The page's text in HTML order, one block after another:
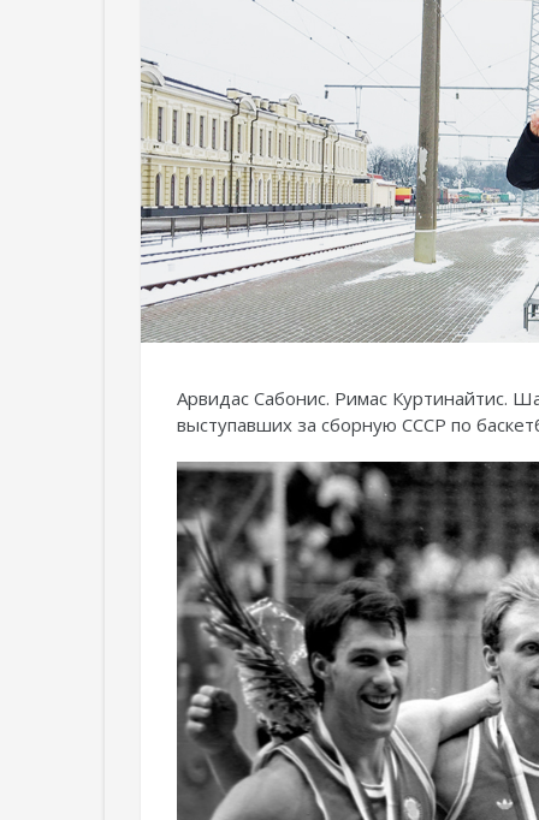
Арвидас Сабонис. Римас Куртинайтис.
выступавших за сборную СССР по